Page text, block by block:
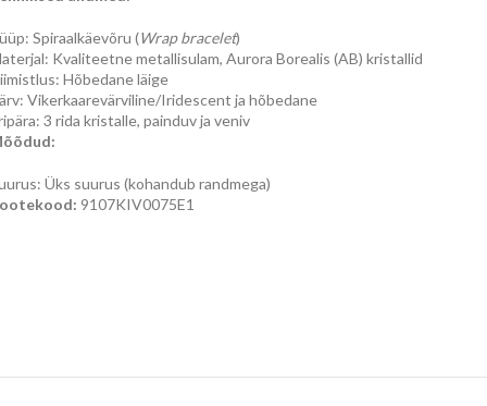
Spiraalkäevõru (Wrap bracelet)
Kvaliteetne metallisulam, Aurora Borealis (AB) kristallid
Hõbedane läige
Vikerkaarevärviline/Iridescent ja hõbedane
3 rida kristalle, painduv ja veniv
Üks suurus (kohandub randmega)
9107KIV0075E1